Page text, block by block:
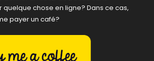
chose en ligne? Dans ce cas,
payer un café?